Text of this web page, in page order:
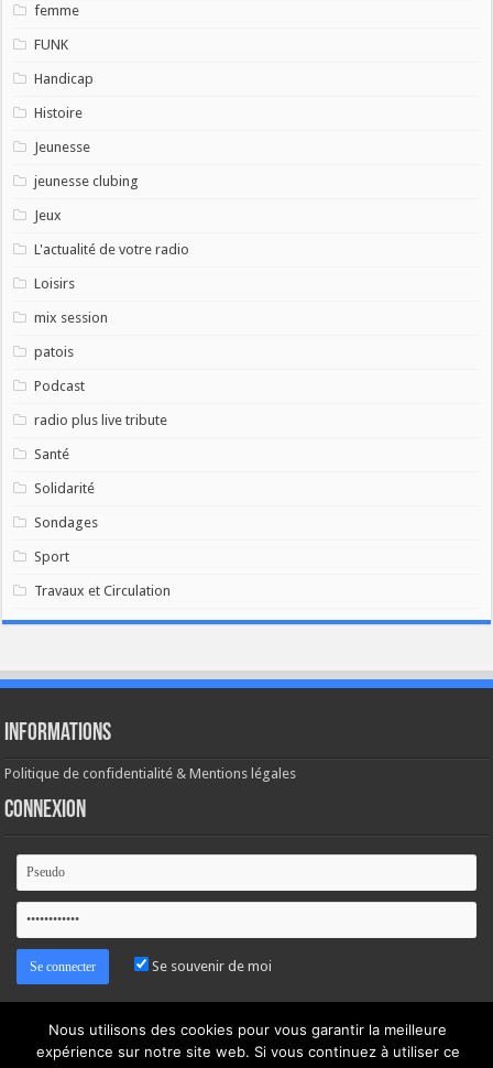
femme
FUNK
Handicap
Histoire
Jeunesse
jeunesse clubing
Jeux
L'actualité de votre radio
Loisirs
mix session
patois
Podcast
radio plus live tribute
Santé
Solidarité
Sondages
Sport
Travaux et Circulation
Informations
Politique de confidentialité & Mentions légales
Connexion
Se souvenir de moi
Nous utilisons des cookies pour vous garantir la meilleure
expérience sur notre site web. Si vous continuez à utiliser ce